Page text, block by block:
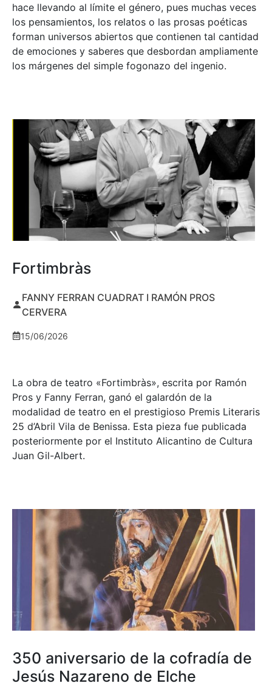
hace llevando al límite el género, pues muchas veces
los pensamientos, los relatos o las prosas poéticas
forman universos abiertos que contienen tal cantidad
de emociones y saberes que desbordan ampliamente
los márgenes del simple fogonazo del ingenio.
Fortimbràs
FANNY FERRAN CUADRAT I RAMÓN PROS
CERVERA
15/06/2026
La obra de teatro «Fortimbràs», escrita por Ramón
Pros y Fanny Ferran, ganó el galardón de la
modalidad de teatro en el prestigioso Premis Literaris
25 d’Abril Vila de Benissa. Esta pieza fue publicada
posteriormente por el Instituto Alicantino de Cultura
Juan Gil-Albert.
350 aniversario de la cofradía de
Jesús Nazareno de Elche